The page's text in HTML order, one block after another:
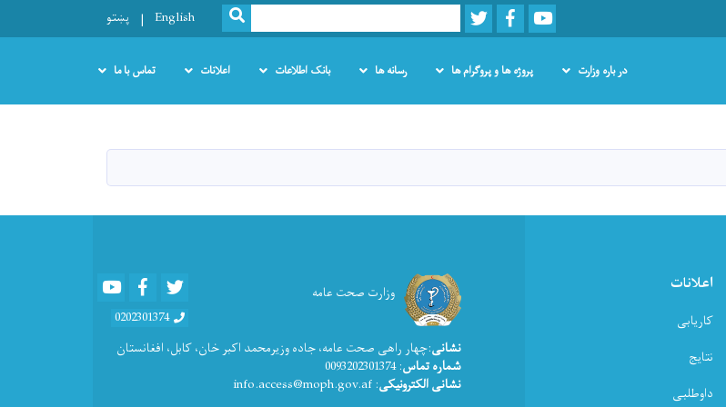
content
Youtube
Facebook
Twitter
Search
SEARCH
English پښتو
در باره وزارت پروژه ها و پروگرام ها رسانه ها بانک اطلاعات اعلانات تماس با ما
اعلانات
کاریابی
نتایج
داوطلبی
وزارت صحت عامه Youtube Facebook
0202301374
نشانی:چهار راهی صحت عامه، جاده وزیرمحمد اکبر خان، کابل، افغانستان
شماره تماس: 0093202301374
نشانی الکترونیکی: info.access@moph.gov.af